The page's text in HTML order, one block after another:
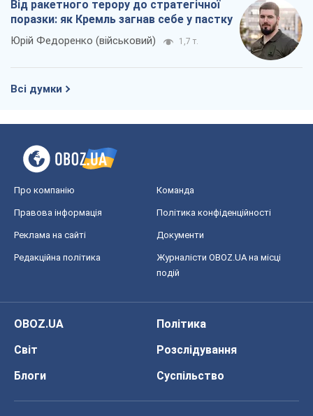
Від ракетного терору до стратегічної
поразки: як Кремль загнав себе у пастку
Юрій Федоренко (військовий) 1,7 т.
Всі думки
Про компанію Команда
Правова інформація Політика конфіденційності
Реклама на сайті Документи
Редакційна політика
Журналісти OBOZ.UA на місці
подій
OBOZ.UA
Політика
Світ
Розслідування
Блоги
Суспільство